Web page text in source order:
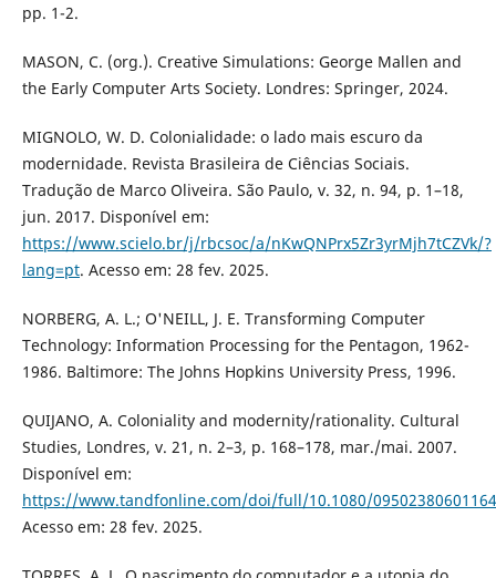
pp. 1-2.
MASON, C. (org.). Creative Simulations: George Mallen and
the Early Computer Arts Society. Londres: Springer, 2024.
MIGNOLO, W. D. Colonialidade: o lado mais escuro da
modernidade. Revista Brasileira de Ciências Sociais.
Tradução de Marco Oliveira. São Paulo, v. 32, n. 94, p. 1–18,
jun. 2017. Disponível em:
https://www.scielo.br/j/rbcsoc/a/nKwQNPrx5Zr3yrMjh7tCZVk/?
lang=pt. Acesso em: 28 fev. 2025.
NORBERG, A. L.; O'NEILL, J. E. Transforming Computer
Technology: Information Processing for the Pentagon, 1962-
1986. Baltimore: The Johns Hopkins University Press, 1996.
QUIJANO, A. Coloniality and modernity/rationality. Cultural
Studies, Londres, v. 21, n. 2–3, p. 168–178, mar./mai. 2007.
Disponível em:
https://www.tandfonline.com/doi/full/10.1080/
Acesso em: 28 fev. 2025.